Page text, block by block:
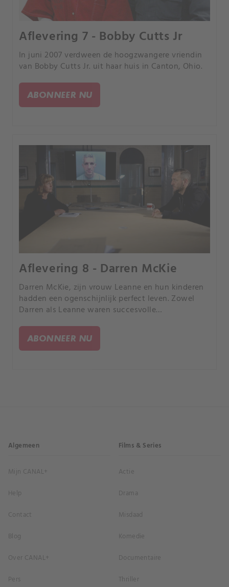
Aflevering 7 - Bobby Cutts Jr
In juni 2007 verdween de hoogzwangere vriendin
van Bobby Cutts Jr. uit haar huis in Canton, Ohio.
ABONNEER NU
Aflevering 8 - Darren McKie
Darren McKie, zijn vrouw Leanne en hun kinderen
hadden een ogenschijnlijk perfect leven. Zowel
Darren als Leanne waren succesvolle
Cheshire, maar hun levensstijl was gebaseerd op
schulden en bedrog.
ABONNEER NU
Algemeen
Mijn CANAL+
Help
Contact
Blog
Over CANAL+
Pers
Films & Series
Actie
Drama
Misdaad
Komedie
Documentaire
Thriller